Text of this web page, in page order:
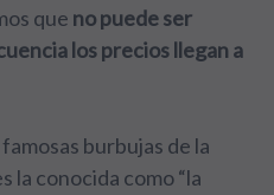
que no puede ser
los precios llegan a
burbujas de la
la conocida como “la